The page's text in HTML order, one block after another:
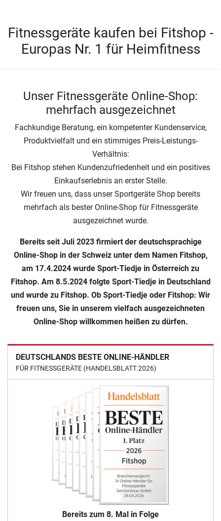
Fitnessgeräte kaufen bei Fitshop -
Europas Nr. 1 für Heimfitness
Unser Fitnessgeräte Online-Shop:
mehrfach ausgezeichnet
Fachkundige Beratung, ein kompetenter Kundenservice,
Produktvielfalt und ein stimmiges Preis-Leistungs-
Verhältnis:
Bei Fitshop stehen Kundenzufriedenheit und ein positives
Einkaufserlebnis an erster Stelle.
Wir freuen uns, dass unser Sportgeräte Shop bereits
mehrfach als bester Online-Shop für Fitnessgeräte
ausgezeichnet wurde.
Bereits seit Juli 2023 firmiert der deutschsprachige
Online-Shop in der Schweiz unter dem Namen Fitshop,
am 17.4.2024 wurde Sport-Tiedje in Österreich zu
Fitshop. Am 8.5.2024 folgte Sport-Tiedje in Deutschland
und wurde zu Fitshop. Ob Sport-Tiedje oder Fitshop: Wir
freuen uns, Sie in unserem vielfach ausgezeichneten
Online-Shop willkommen heißen zu dürfen.
DEUTSCHLANDS BESTE ONLINE-HÄNDLER
FÜR FITNESSGERÄTE (HANDELSBLATT 2026)
Bereits zum 8. Mal in Folge